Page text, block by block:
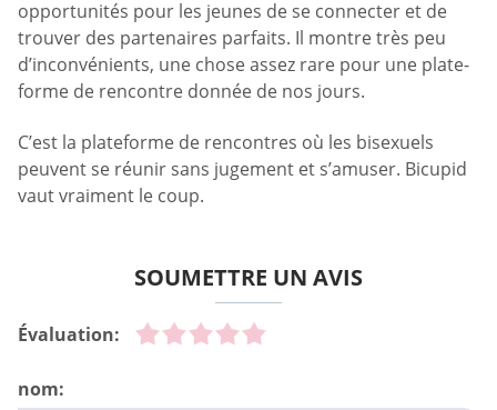
opportunités pour les jeunes de se connecter et de
trouver des partenaires parfaits. Il montre très peu
d’inconvénients, une chose assez rare pour une plate-
forme de rencontre donnée de nos jours.
C’est la plateforme de rencontres où les bisexuels
peuvent se réunir sans jugement et s’amuser. Bicupid
vaut vraiment le coup.
SOUMETTRE UN AVIS
Évaluation:
nom: